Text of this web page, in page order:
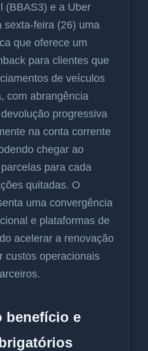
(BBAS3) e a Uber
sexta-feira (26) uma
que oferece um
para clientes que
de veículos
com abrangência
progressiva
na conta corrente
chegar ao
para cada
quitadas. O
uma convergência
e plataformas de
acelerar a renovação
custos operacionais
benefício e